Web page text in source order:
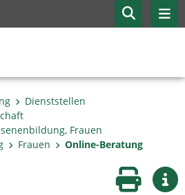
Dienststellen
Frauen
Frauen Online-Beratung
Seite